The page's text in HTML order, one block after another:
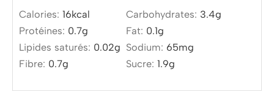
Calories: 16kcal Carbohydrates: 3.4g
Protéines: 0.7g Fat: 0.1g
Lipides saturés: 0.02g Sodium: 65mg
Fibre: 0.7g Sucre: 1.9g